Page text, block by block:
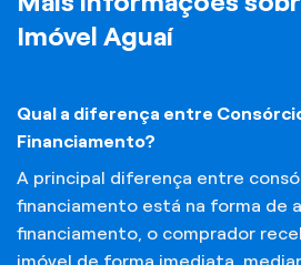
Imóvel Aguaí
Qual a diferença entre
Financiamento?
A principal diferença entre
financiamento está na forma de
financiamento, o comprador